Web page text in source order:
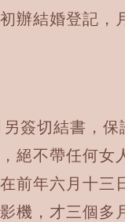
辦結婚登記
簽切結書，
絕不帶任何女
前年六月十
機，才三個多